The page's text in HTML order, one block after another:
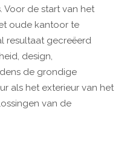
Voor de start van het
oude kantoor te
resultaat gecreëerd
design,
de grondige
als het exterieur van het
van de